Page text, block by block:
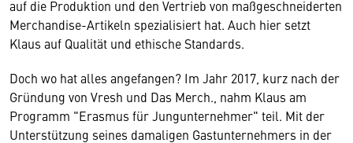
auf die Produktion und den Vertrieb von maßgeschneiderten
Merchandise-Artikeln spezialisiert hat. Auch hier setzt
Klaus auf Qualität und ethische Standards.
Doch wo hat alles angefangen? Im Jahr 2017, kurz nach der
Gründung von Vresh und Das Merch., nahm Klaus am
Programm "Erasmus für Jungunternehmer" teil. Mit der
Unterstützung seines damaligen Gastunternehmers in der